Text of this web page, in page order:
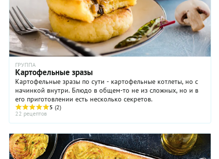
ГРУППА
Картофельные зразы
Картофельные зразы по сути - картофельные котлеты, но с
начинкой внутри. Блюдо в общем-то не из сложных, но и в
его приготовлении есть несколько секретов.
5 (2)
22 рецептов